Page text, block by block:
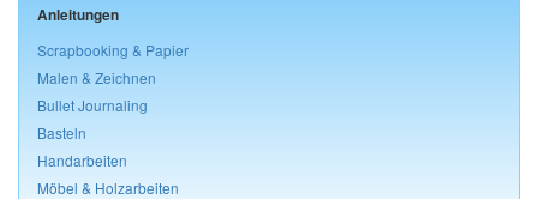
Anleitungen
Scrapbooking & Papier
Malen & Zeichnen
Bullet Journaling
Basteln
Handarbeiten
Möbel & Holzarbeiten